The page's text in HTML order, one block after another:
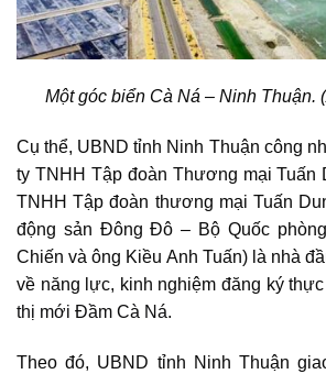
Một góc biển Cà Ná – Ninh Thuận.
Cụ thể, UBND tỉnh Ninh Thuận công
ty TNHH Tập đoàn Thương mại Tuấn
TNHH Tập đoàn thương mại Tuấn
động sản Đông Đô – Bộ Quốc
Chiến và ông Kiều Anh Tuấn) là nhà
về năng lực, kinh nghiệm đăng ký
thị mới Đầm Cà Ná.
Theo đó, UBND tỉnh Ninh Thuận